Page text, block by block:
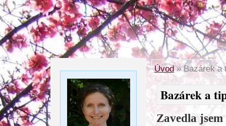
Úvod»Bazárek a
Bazárek a
Zavedla